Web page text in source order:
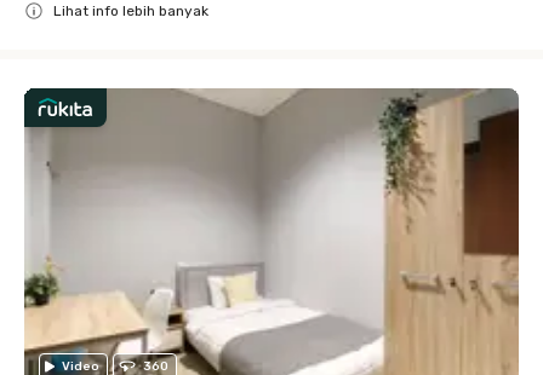
Lihat info lebih banyak
Video 360